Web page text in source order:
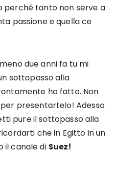
perché tanto non serve a
passione e quella ce
due anni fa tu mi
sottopasso alla
ho fatto. Non
presentartelo! Adesso
pure il sottopasso alla
che in Egitto in un
il canale di Suez!